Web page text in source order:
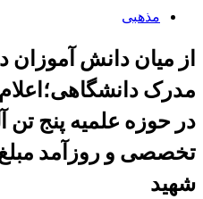
مذهبی
از میان دانش آموزان
مدرک
در حوزه علمیه پنج تن
تخصصی و روزآمد
شهید